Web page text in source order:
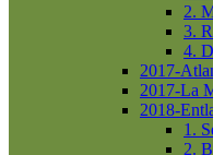
2.
3.
4.
2017-
2017-La
2018-
1.
2.